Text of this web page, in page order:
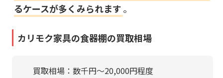
るケースが多くみられます。
カリモク家具の食器棚の買取相場
買取相場：数千円〜20,000円程度